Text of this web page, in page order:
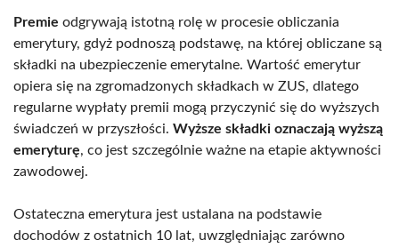
Premie odgrywają istotną rolę w procesie obliczania
emerytury, gdyż podnoszą podstawę, na której obliczane są
składki na ubezpieczenie emerytalne. Wartość emerytur
opiera się na zgromadzonych składkach w ZUS, dlatego
regularne wypłaty premii mogą przyczynić się do wyższych
świadczeń w przyszłości. Wyższe składki oznaczają wyższą
emeryturę, co jest szczególnie ważne na etapie aktywności
zawodowej.
Ostateczna emerytura jest ustalana na podstawie
dochodów z ostatnich 10 lat, uwzględniając zarówno